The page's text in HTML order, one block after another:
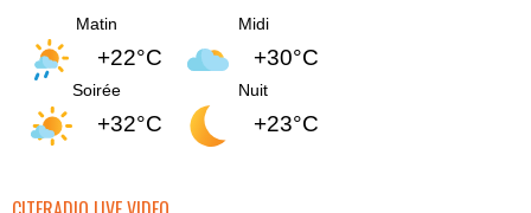
Matin
+22°C
Midi
+30°C
Soirée
+32°C
Nuit
+23°C